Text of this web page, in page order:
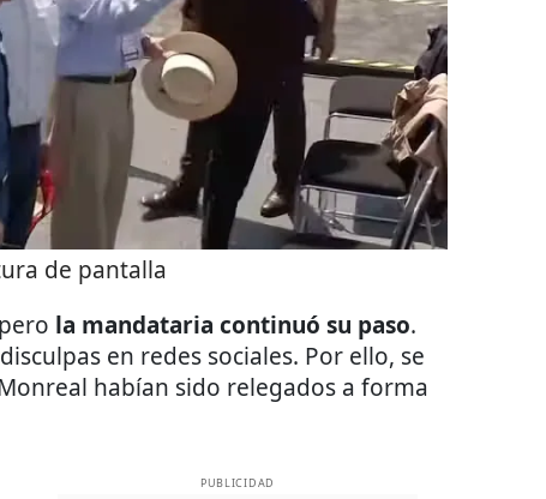
de pantalla
la mandataria continuó su paso.
en redes sociales. Por ello, se
habían sido relegados a forma
PUBLICIDAD